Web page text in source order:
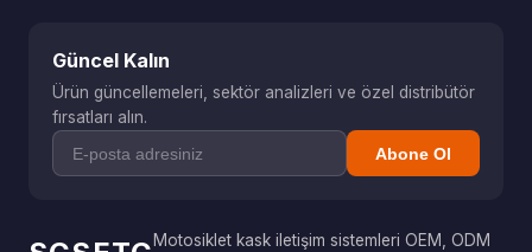
Güncel Kalın
Ürün güncellemeleri, sektör analizleri ve özel distribütör
fırsatları alın.
Abone Ol
Motosiklet kask iletişim sistemleri OEM, ODM